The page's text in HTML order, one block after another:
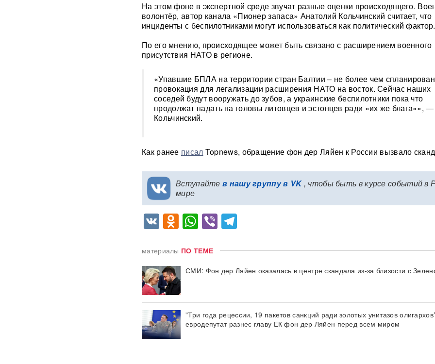
На этом фоне в экспертной среде звучат разные оценки происходящего.
волонтёр, автор канала «Пионер запаса» Анатолий Кольчинский считает, что
инциденты с беспилотниками могут использоваться как политический фактор.
По его мнению, происходящее может быть связано с расширением военного
присутствия НАТО в регионе.
«Упавшие БПЛА на территории стран Балтии – не более чем
провокация для легализации расширения НАТО на восток. Сейчас наших
соседей будут вооружать до зубов, а украинские беспилотники пока что
продолжат падать на головы литовцев и эстонцев ради «их же блага»»,
Кольчинский.
Как ранее писал Topnews, обращение фон дер Ляйен к России вызвало
Вступайте в нашу группу в VK, чтобы быть в курсе событий в
мире
VKOdnoklassniki
WhatsApp
Viber
материалы ПО ТЕМЕ
СМИ: Фон дер Ляйен оказалась в центре скандала из-за близости с
"Три года рецессии, 19 пакетов санкций ради золотых унитазов
евродепутат разнес главу ЕК фон дер Ляйен перед всем миром